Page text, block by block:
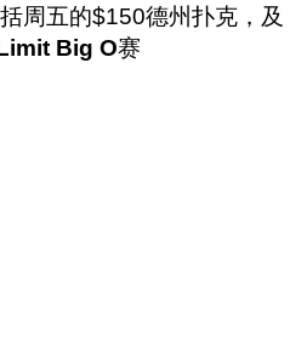
周五的$150德州扑克，及
Big O赛